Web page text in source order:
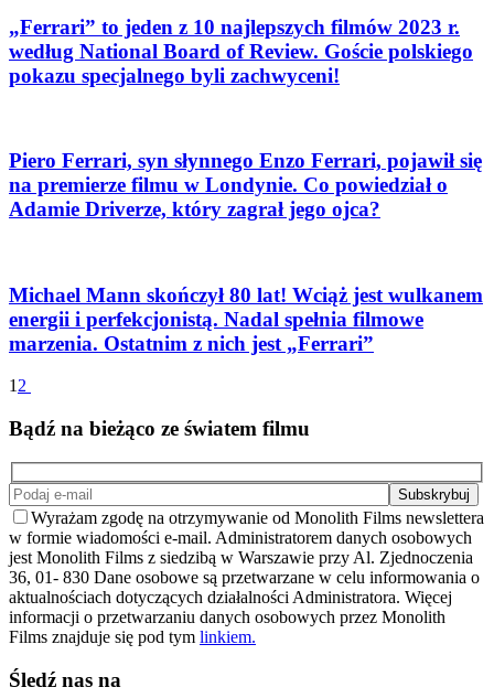
„Ferrari” to jeden z 10 najlepszych filmów 2023 r.
według National Board of Review. Goście polskiego
pokazu specjalnego byli zachwyceni!
Piero Ferrari, syn słynnego Enzo Ferrari, pojawił się
na premierze filmu w Londynie. Co powiedział o
Adamie Driverze, który zagrał jego ojca?
Michael Mann skończył 80 lat! Wciąż jest wulkanem
energii i perfekcjonistą. Nadal spełnia filmowe
marzenia. Ostatnim z nich jest „Ferrari”
12
Bądź na bieżąco ze światem filmu
Wyrażam zgodę na otrzymywanie od Monolith Films newslettera
w formie wiadomości e-mail. Administratorem danych osobowych
jest Monolith Films z siedzibą w Warszawie przy Al. Zjednoczenia
36, 01- 830 Dane osobowe są przetwarzane w celu informowania o
aktualnościach dotyczących działalności Administratora. Więcej
informacji o przetwarzaniu danych osobowych przez Monolith
Films znajduje się pod tym linkiem.
Śledź nas na